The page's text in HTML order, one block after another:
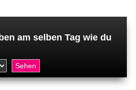
am selben Tag wie du